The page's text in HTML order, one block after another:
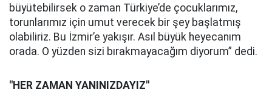
büyütebilirsek o zaman Türkiye’de çocuklarımız,
torunlarımız için umut verecek bir şey başlatmış
olabiliriz. Bu İzmir’e yakışır. Asıl büyük heyecanım
orada. O yüzden sizi bırakmayacağım diyorum” dedi.
"HER ZAMAN YANINIZDAYIZ"